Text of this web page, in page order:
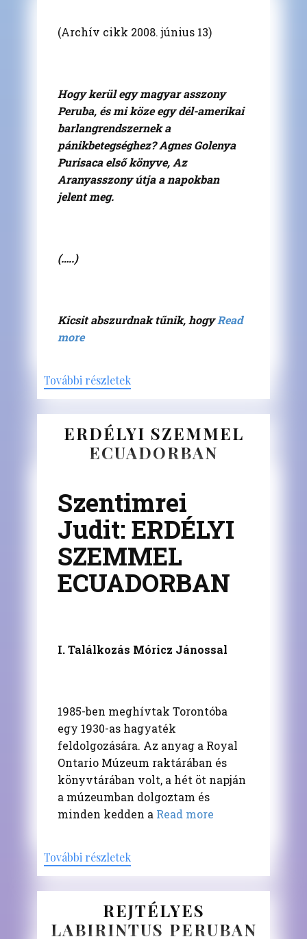
(Archív cikk 2008. június 13)
Hogy kerül egy magyar asszony
Peruba, és mi köze egy dél-amerikai
barlangrendszernek a
pánikbetegséghez? Agnes Golenya
Purisaca első könyve, Az
Aranyasszony útja a napokban
jelent meg.
(…..)
Kicsit abszurdnak tűnik, hogyRead
more
További részletek
ERDÉLYI SZEMMEL
ECUADORBAN
Szentimrei
Judit: ERDÉLYI
SZEMMEL
ECUADORBAN
I. Találkozás Móricz Jánossal
1985-ben meghívtak Torontóba
egy 1930-as hagyaték
feldolgozására. Az anyag a Royal
Ontario Múzeum raktárában és
könyvtárában volt, a hét öt napján
a múzeumban dolgoztam és
minden kedden a Read more
További részletek
REJTÉLYES
LABIRINTUS PERUBAN